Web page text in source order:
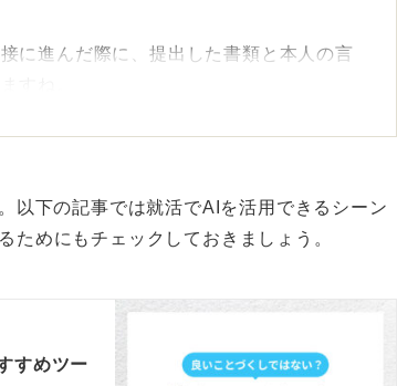
に進んだ際に、提出した書類と本人の言
すね。
守る
とっさにその内容について質問されたと
れます。
そ、きちんと自分の言葉で伝えることが
以下の記事では就活でAIを活用できるシーン
ためにもチェックしておきましょう。
すめツー